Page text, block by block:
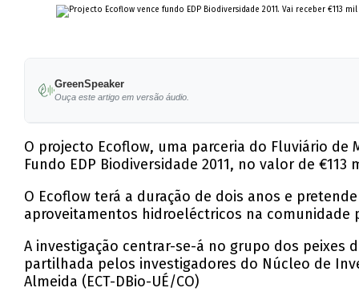
GreenSpeaker
Ouça este artigo em versão áudio.
O projecto Ecoflow, uma parceria do Fluviário de
Fundo EDP Biodiversidade 2011, no valor de €113
O Ecoflow terá a duração de dois anos e
aproveitamentos hidroeléctricos na
A investigação centrar-se-á no grupo dos peixes
partilhada pelos investigadores do Núcleo de
Almeida (ECT-DBio-UÉ/CO)